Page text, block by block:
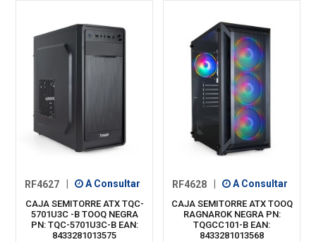
RF4627 A Consultar
CAJA SEMITORRE ATX TQC-
5701U3C -B TOOQ NEGRA
PN: TQC-5701U3C-B EAN:
8433281013575
RF4628 A Consultar
CAJA SEMITORRE ATX TOOQ
RAGNAROK NEGRA PN:
TQGCC101-B EAN:
8433281013568